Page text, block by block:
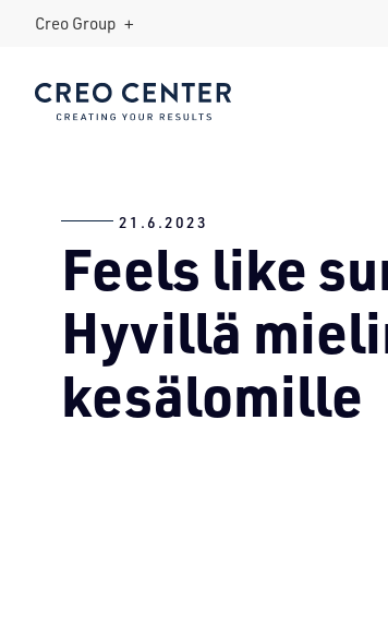
Creo Group +
Sub-
menu
Creo Center
21.6.2023
Feels like
Hyvillä
kesälomille